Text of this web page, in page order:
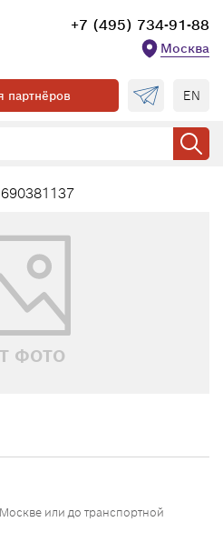
+7 (495) 734-91-88
Москва
партнёров EN
ФОТО
или до транспортной